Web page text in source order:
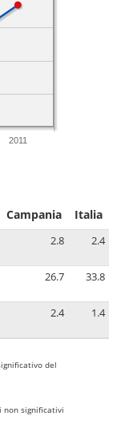
2011
Campania Italia
2.8 2.4
26.7 33.8
2.4 1.4
del
non significativi